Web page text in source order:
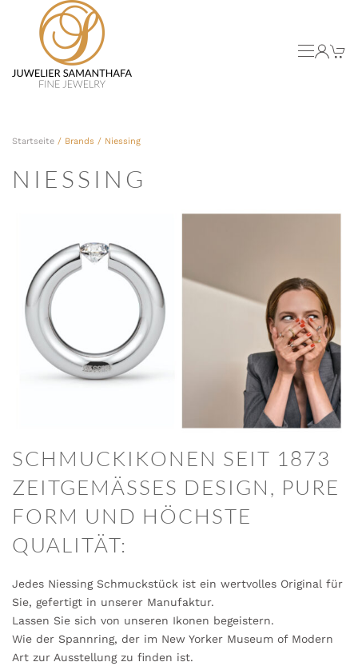
Skip to main content
Startseite / Brands / Niessing
NIESSING
SCHMUCKIKONEN SEIT 1873
ZEITGEMÄSSES DESIGN, PURE
FORM UND HÖCHSTE
QUALITÄT:
Jedes Niessing Schmuckstück ist ein wertvolles Original für
Sie, gefertigt in unserer Manufaktur.
Lassen Sie sich von unseren Ikonen begeistern.
Wie der Spannring, der im New Yorker Museum of Modern
Art zur Ausstellung zu finden ist.